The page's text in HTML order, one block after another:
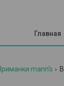
Главная
mann's